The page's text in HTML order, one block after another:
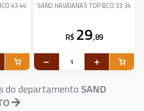
43 44 SAND HAVAIANAS TOP BCO 33 34
R$ 29,89
do departamentoSAND